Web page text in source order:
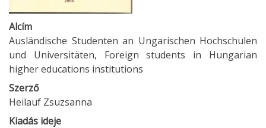
Alcím
Ausländische Studenten an Ungarischen Hochschulen
und Universitäten, Foreign students in Hungarian
higher educations institutions
Szerző
Heilauf Zsuzsanna
Kiadás ideje